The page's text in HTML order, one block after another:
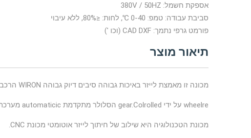
אספקת חשמל: 380V / 50HZ
סביבת עבודה: טמפ: 0-40 ℃, לחות: ≤80%, ללא עיבוי
פורמט גרפי נתמך: CAD DXF (וכו ')
תיאור מוצר
מכונה זו מאמצת לייזר באיכות גבוהה סיבים דיוק גבוהה WIRON הרכבת מרובע
wheelre על ידי gear.Colrolled הסלולר מתקדמת automaticic מערכת מספריים. זה גבוה
מכונת הטכנולוגיה היא שילוב של חיתוך לייזר אוטומטי מכונת CNC.